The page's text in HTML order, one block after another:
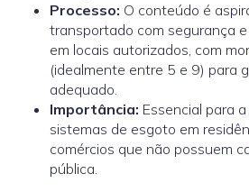
Processo: O conteúdo é
transportado com segurança
em locais autorizados, com
(idealmente entre 5 e 9) para
adequado.
Importância: Essencial para
sistemas de esgoto em
comércios que não possuem
pública.